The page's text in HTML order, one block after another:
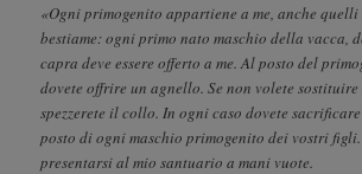
«Ogni primogenito appartiene a me, anche
bestiame: ogni primo nato maschio della vacca,
capra deve essere offerto a me. Al posto del
dovete offrire un agnello. Se non volete
spezzerete il collo. In ogni caso dovete
posto di ogni maschio primogenito dei vostri figli.
presentarsi al mio santuario a mani vuote.